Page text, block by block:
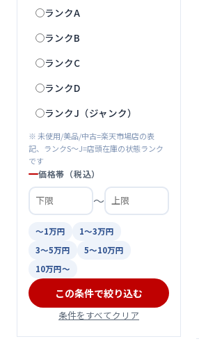
ランクA
ランクB
ランクC
ランクD
ランクJ（ジャンク）
※ 未使用/美品/中古=楽天市場店の表
記、ランクS〜J=店頭在庫の状態ランク
です
価格帯（税込）
〜
〜1万円
1〜3万円
3〜5万円
5〜10万円
10万円〜
この条件で絞り込む
条件をすべてクリア